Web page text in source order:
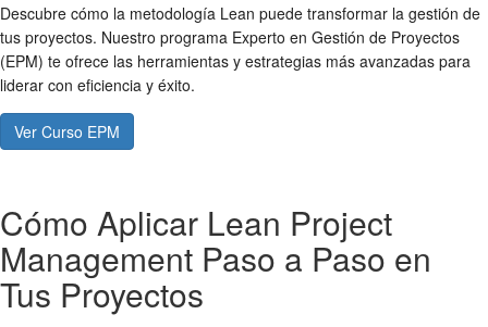
Descubre cómo la metodología Lean puede transformar la gestión de
tus proyectos. Nuestro programa Experto en Gestión de Proyectos
(EPM) te ofrece las herramientas y estrategias más avanzadas para
liderar con eficiencia y éxito.
Ver Curso EPM
Cómo Aplicar Lean Project
Management Paso a Paso en
Tus Proyectos